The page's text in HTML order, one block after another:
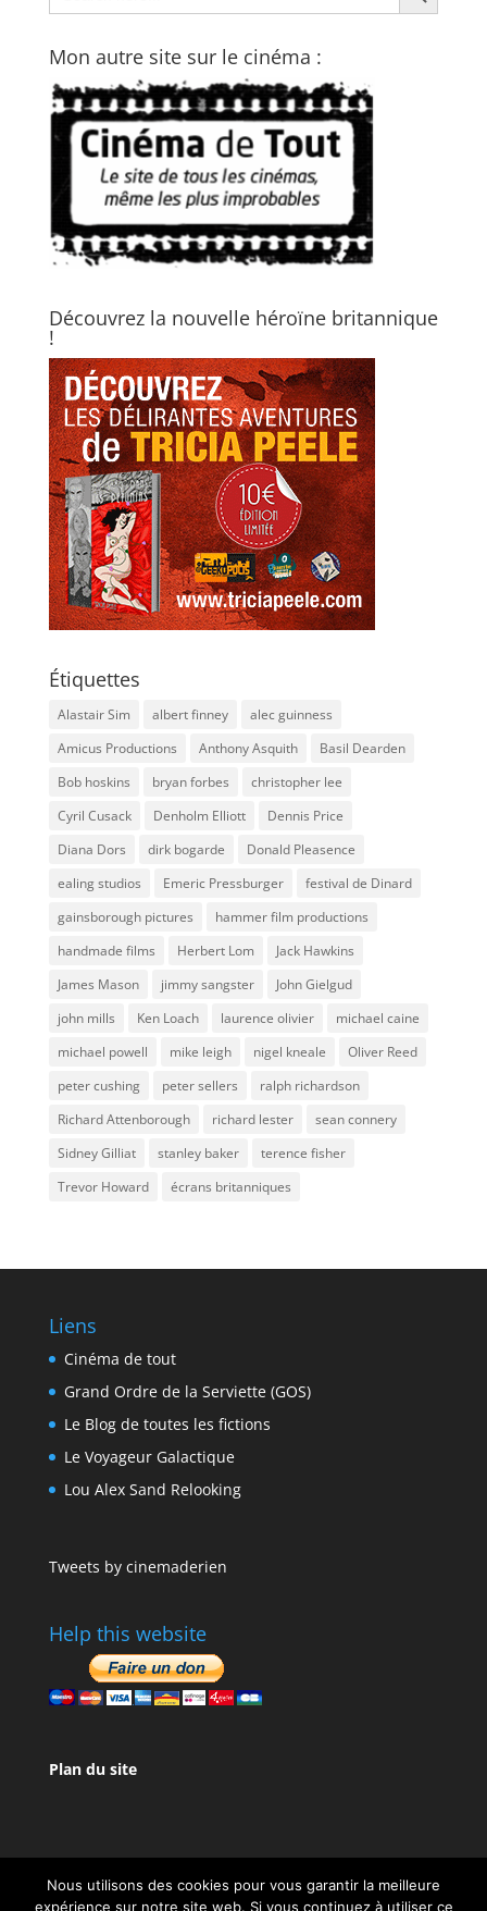
Mon autre site sur le cinéma :
Découvrez la nouvelle héroïne britannique
!
Étiquettes
Alastair Sim albert finney
alec guinness
Amicus Productions
Anthony Asquith
Basil Dearden
Bob hoskins
bryan forbes
christopher lee
Cyril Cusack
Denholm Elliott
Dennis Price
Diana Dors
dirk bogarde
Donald Pleasence
ealing studios
Emeric Pressburger
festival de Dinard
gainsborough pictures
hammer film productions
handmade films
Herbert Lom
Jack Hawkins
James Mason
jimmy sangster
John Gielgud
john mills
Ken Loach laurence olivier
michael caine
michael powell
mike leigh nigel kneale
Oliver Reed
peter cushing
peter sellers
ralph richardson
Richard Attenborough
richard lester
sean connery
Sidney Gilliat
stanley baker
terence fisher
Trevor Howard
écrans britanniques
Liens
Cinéma de tout
Grand Ordre de la Serviette (GOS)
Le Blog de toutes les fictions
Le Voyageur Galactique
Lou Alex Sand Relooking
Tweets by cinemaderien
Help this website
Plan du site
Nous utilisons des cookies pour vous garantir la meilleure
expérience sur notre site web. Si vous continuez à utiliser ce